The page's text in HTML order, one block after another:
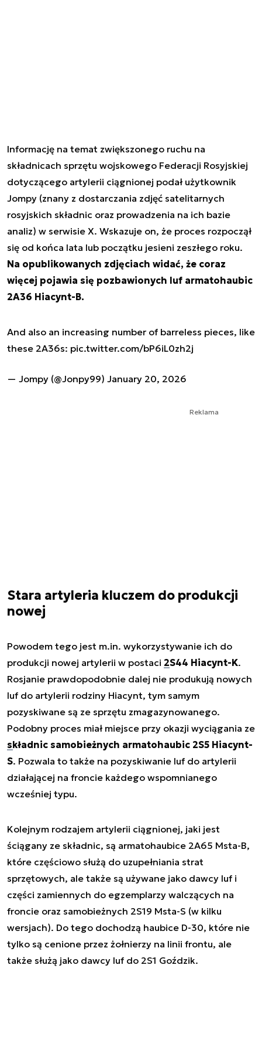
Informację na temat zwiększonego ruchu na
składnicach sprzętu wojskowego Federacji Rosyjskiej
dotyczącego artylerii ciągnionej podał użytkownik
Jompy (znany z dostarczania zdjęć satelitarnych
rosyjskich składnic oraz prowadzenia na ich bazie
analiz) w serwisie X. Wskazuje on, że proces rozpoczął
się od końca lata lub początku jesieni zeszłego roku.
Na opublikowanych zdjęciach widać, że coraz
więcej pojawia się pozbawionych luf armatohaubic
2A36 Hiacynt-B.
And also an increasing number of barreless pieces, like
these 2A36s: pic.twitter.com/bP6iL0zh2j
— Jompy (@Jonpy99) January 20, 2026
Reklama
Stara artyleria kluczem do produkcji
nowej
Powodem tego jest m.in. wykorzystywanie ich do
produkcji nowej artylerii w postaci 2S44 Hiacynt-K.
Rosjanie prawdopodobnie dalej nie produkują nowych
luf do artylerii rodziny Hiacynt, tym samym
pozyskiwane są ze sprzętu zmagazynowanego.
Podobny proces miał miejsce przy okazji wyciągania ze
składnic samobieżnych armatohaubic 2S5 Hiacynt-
S. Pozwala to także na pozyskiwanie luf do artylerii
działającej na froncie każdego wspomnianego
wcześniej typu.
Kolejnym rodzajem artylerii ciągnionej, jaki jest
ściągany ze składnic, są armatohaubice 2A65 Msta-B,
które częściowo służą do uzupełniania strat
sprzętowych, ale także są używane jako dawcy luf i
części zamiennych do egzemplarzy walczących na
froncie oraz samobieżnych 2S19 Msta-S (w kilku
wersjach). Do tego dochodzą haubice D-30, które nie
tylko są cenione przez żołnierzy na linii frontu, ale
także służą jako dawcy luf do 2S1 Goździk.